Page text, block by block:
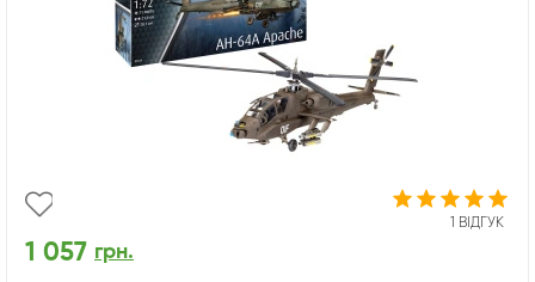
1 ВІДГУК
1 057 грн.